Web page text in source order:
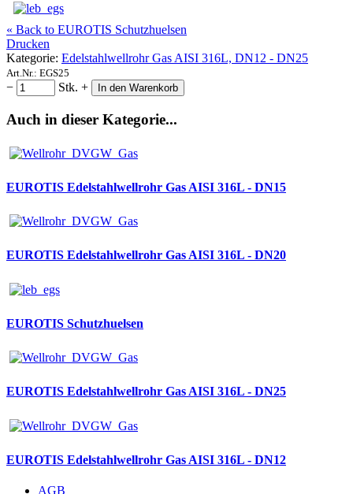
« Back to EUROTIS Schutzhuelsen
Drucken
Kategorie: Edelstahlwellrohr Gas AISI 316L, DN12 - DN25
Art.Nr.: EGS25
− Stk. + In den Warenkorb
Auch in dieser Kategorie...
EUROTIS Edelstahlwellrohr Gas AISI 316L - DN15
EUROTIS Edelstahlwellrohr Gas AISI 316L - DN20
EUROTIS Schutzhuelsen
EUROTIS Edelstahlwellrohr Gas AISI 316L - DN25
EUROTIS Edelstahlwellrohr Gas AISI 316L - DN12
AGB